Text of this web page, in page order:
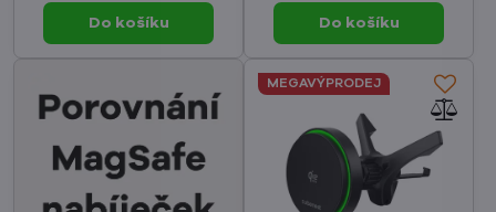
Do košíku Do košíku
MEGAVÝPRODEJ